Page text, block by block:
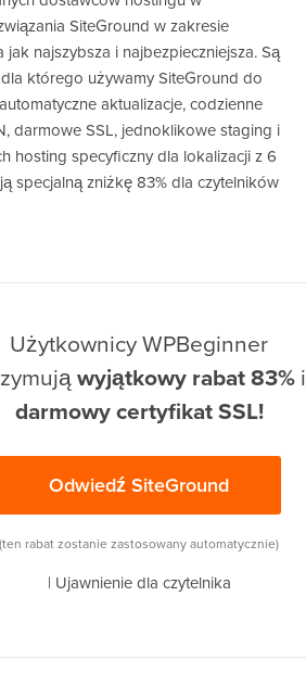
SiteGround w zakresie
najszybsza i najbezpieczniejsza. Są
którego używamy SiteGround do
aktualizacje, codzienne
darmowe SSL, jednoklikowe staging i
hosting specyficzny dla lokalizacji z 6
specjalną zniżkę 83% dla czytelników
Użytkownicy WPBeginner
wyjątkowy rabat 83%i
darmowy certyfikat SSL!
Odwiedź SiteGround
(ten rabat zostanie zastosowany automatycznie)
| Ujawnienie dla czytelnika